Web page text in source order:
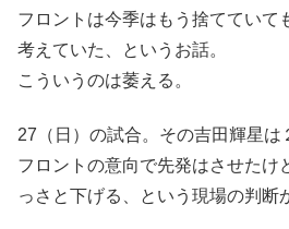
フロントは今季はもう捨てていて
考えていた、というお話。
こういうのは萎える。
27（日）の試合。その吉田輝星は
フロントの意向で先発はさせたけ
っさと下げる、という現場の判断